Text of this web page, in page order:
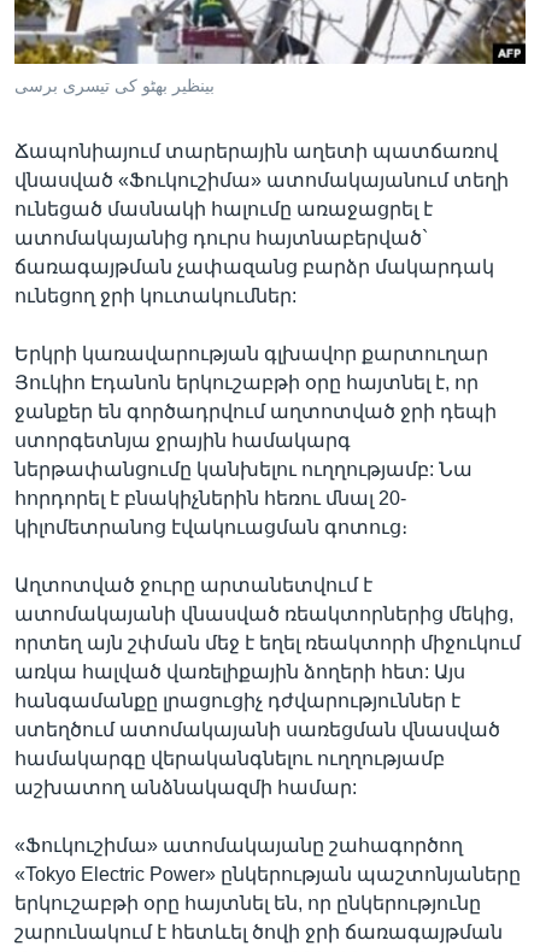
Լեզուներ
بینظیر بھٹو کی تیسری برسی
Ճապոնիայում տարերային աղետի պատճառով
վնասված «Ֆուկուշիմա» ատոմակայանում տեղի
ունեցած մասնակի հալումը առաջացրել է
ատոմակայանից դուրս հայտնաբերված`
ճառագայթման չափազանց բարձր մակարդակ
ունեցող ջրի կուտակումներ:
Երկրի կառավարության գլխավոր քարտուղար
Յուկիո Էդանոն երկուշաբթի օրը հայտնել է, որ
ջանքեր են գործադրվում աղտոտված ջրի դեպի
ստորգետնյա ջրային համակարգ
ներթափանցումը կանխելու ուղղությամբ: Նա
հորդորել է բնակիչներին հեռու մնալ 20-
կիլոմետրանոց էվակուացման գոտուց։
Աղտոտված ջուրը արտանետվում է
ատոմակայանի վնասված ռեակտորներից մեկից,
որտեղ այն շփման մեջ է եղել ռեակտորի միջուկում
առկա հալված վառելիքային ձողերի հետ: Այս
հանգամանքը լրացուցիչ դժվարություններ է
ստեղծում ատոմակայանի սառեցման վնասված
համակարգը վերականգնելու ուղղությամբ
աշխատող անձնակազմի համար:
«Ֆուկուշիմա» ատոմակայանը շահագործող
«Tokyo Electric Power» ընկերության պաշտոնյաները
երկուշաբթի օրը հայտնել են, որ ընկերությունը
շարունակում է հետևել ծովի ջրի ճառագայթման